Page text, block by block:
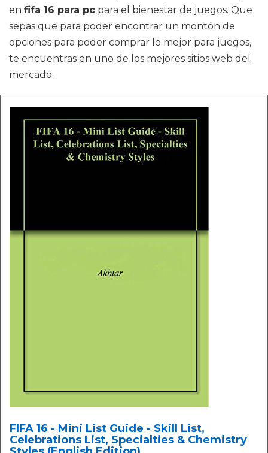
en fifa 16 para pc para el bienestar de juegos. Que
sepas que para poder encontrar un montón de
opciones para poder comprar lo mejor para juegos,
te encuentras en uno de los mejores sitios web del
mercado.
FIFA 16 - Mini List Guide - Skill List,
Celebrations List, Specialties & Chemistry